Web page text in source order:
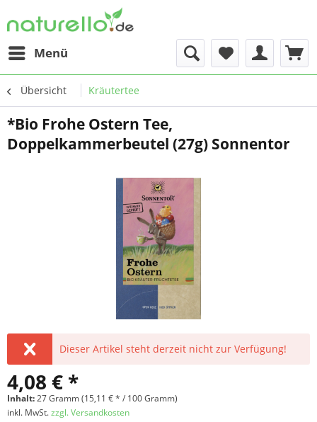
Menü
Übersicht Kräutertee
*Bio Frohe Ostern Tee,
Doppelkammerbeutel (27g) Sonnentor
Dieser Artikel steht derzeit nicht zur Verfügung!
4,08 € *
Inhalt:27 Gramm (15,11 € * / 100 Gramm)
inkl. MwSt.zzgl. Versandkosten